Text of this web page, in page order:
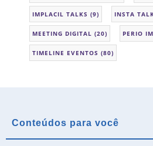
IMPLACIL TALKS (9) INSTA
MEETING DIGITAL (20) PERIO
TIMELINE EVENTOS (80)
Conteúdos para você